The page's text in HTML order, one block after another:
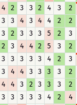
4 2 3 3 2 4 3
2
3 3 4 3 4 4 2
2
3 2 3 3 3 5 2
3
2 3 4 4 2 5 3
2
3 3 3 3 3 4 2
3
3 4 4 3 3 3 3
2
4 4 3 2 3 3 3
2
3 3 3 3 3 4 2
4